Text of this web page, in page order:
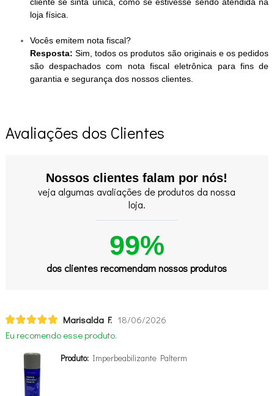
loja física.
Vocês emitem nota fiscal?
Resposta:Sim, todos os produtos são originais e os pedidos
são despachados com nota fiscal eletrônica para fins de
garantia e segurança dos nossos clientes.
Avaliações dos Clientes
Nossos clientes falam por nós!
veja algumas avaliações de produtos da nossa
loja.
99%
dos clientes recomendam nossos produtos
Marisalda F. 18/06/2026
Eu recomendo esse produto.
Produto:Imperbeabilizante Palterm